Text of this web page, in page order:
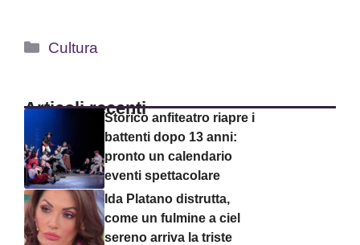
Categorie
Cultura
Articoli recentiStorico anfiteatro riapre i
battenti dopo 13 anni:
pronto un calendario
eventi spettacolare
Ida Platano distrutta,
come un fulmine a ciel
sereno arriva la triste